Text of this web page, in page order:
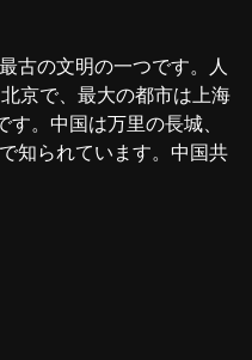
古の文明の一つです。人
京で、最大の都市は上海
。中国は万里の長城、
知られています。中国共